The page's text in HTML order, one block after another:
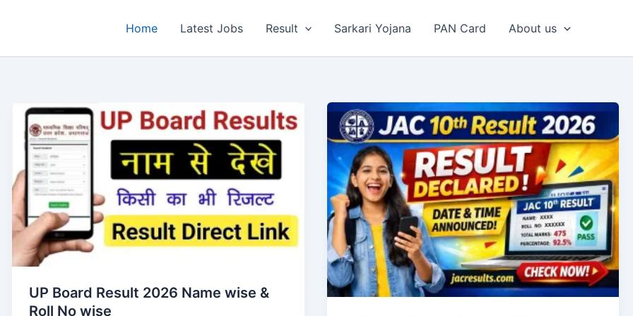
Home Latest Jobs Result Sarkari Yojana PAN Card About us
UP Board Result 2026 Name wise &
Roll No wise